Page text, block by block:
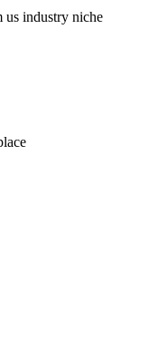
us industry niche